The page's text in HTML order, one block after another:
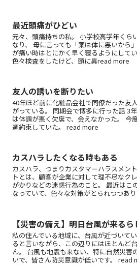
最近頭痛がひどい
元々、頭痛持ちの私。 小学校高学年くら
なり、 母に言っても「薬は体に悪いから
が痛い時はとにかく早く寝るようにして
色々検査をしたけど、頭に異read more
友人の誘いを断りたい
40年ほど前に化粧品会社で同僚だった友
がっている。 同期会で博多に行った話 3
は体調が悪く欠席で、会えなかった。 今
週約束していた。 read more
カスハラしたくなる時もある
カスハラ、つまりカスタマーハラスメン
トとは、顧客が企業に対して理不尽なク
がかりなどの迷惑行為のこと。 最近はこ
なっていて、色々な対策がとられつつあ
【災害の備え】明日台風が来るら
私の住んでいる地域に、台風が近づいて
ると言いながら、この辺りにはほとんど
ん。 台風も地震も来ない、特に自然災害
いで、皆さん防災意識が低いです。 read